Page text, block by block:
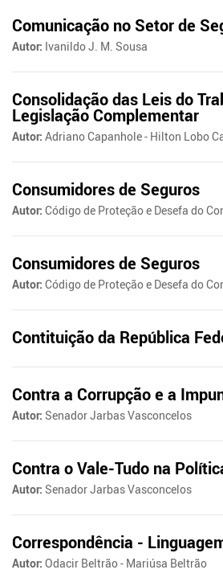
Comunicação no Setor de
Autor: Ivanildo J. M. Sousa
Consolidação das Leis do
Legislação Complementar
Autor: Adriano Capanhole - Hilton Lobo
Consumidores de Seguros
Autor: Código de Proteção e Desefa do
Consumidores de Seguros
Autor: Código de Proteção e Desefa do
Contituição da República
Contra a Corrupção e a
Autor: Senador Jarbas Vasconcelos
Contra o Vale-Tudo na
Autor: Senador Jarbas Vasconcelos
Correspondência -
Autor: Odacir Beltrão - Mariúsa Beltrão